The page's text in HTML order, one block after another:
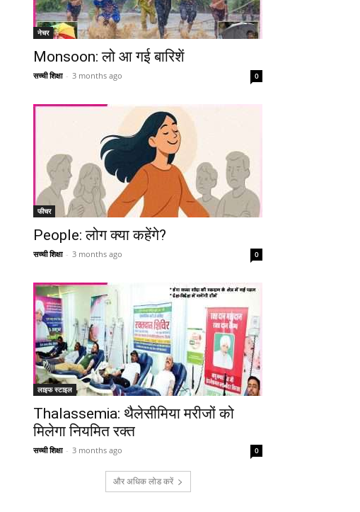
नेचर
Monsoon: लो आ गई बारिशें
सच्ची शिक्षा - 3 months ago 0
फीचर
People: लोग क्या कहेंगे?
सच्ची शिक्षा - 3 months ago 0
लाइफ स्टाइल
Thalassemia: थैलेसीमिया मरीजों को
मिलेगा नियमित रक्त
सच्ची शिक्षा - 3 months ago 0
और अधिक लोड करें